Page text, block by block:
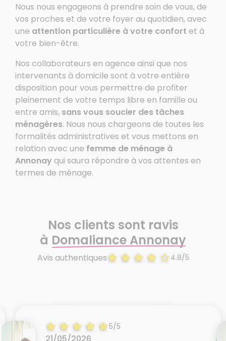
Nous nous engageons à prendre soin de vous, de
vos proches et de votre foyer au quotidien, avec
une attention particulière à votre confort et à
votre bien-être.
Nos collaborateurs en agence ainsi que nos
intervenants à domicile sont à votre entière
disposition pour vous permettre de profiter
pleinement de votre temps libre en famille ou
entre amis, sans vous soucier des tâches
ménagères. Nous nous chargeons de toutes les
formalités administratives et vous mettons en
relation avec une femme de ménage à
Annonayqui saura répondre à vos attentes en
termes de ménage.
Nos clients sont ravis
à Domaliance Annonay
Avis authentiques 4.8/5
5/5
21/05/2026